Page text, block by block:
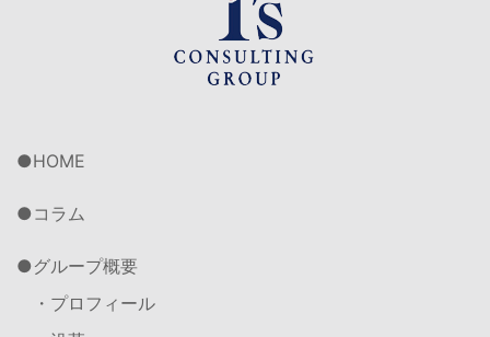
HOME
コラム
グループ概要
・プロフィール